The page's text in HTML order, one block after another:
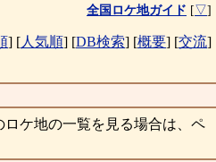
全国ロケ地ガイド [▽]
] [人気順] [DB検索] [概要] [交流]
ケ地の一覧を見る場合は、ペ